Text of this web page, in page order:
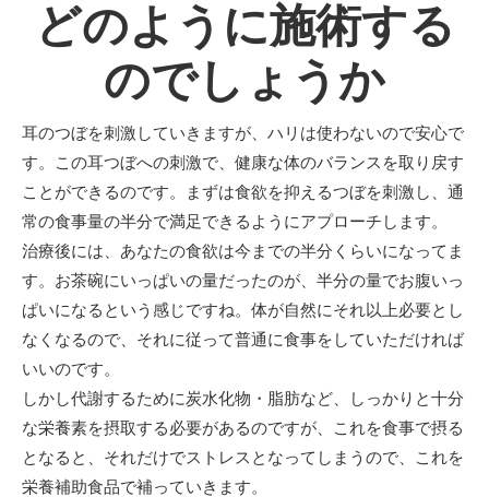
どのように施術する
のでしょうか
耳のつぼを刺激していきますが、ハリは使わないので安心で
す。この耳つぼへの刺激で、健康な体のバランスを取り戻す
ことができるのです。まずは食欲を抑えるつぼを刺激し、通
常の食事量の半分で満足できるようにアプローチします。
治療後には、あなたの食欲は今までの半分くらいになってま
す。お茶碗にいっぱいの量だったのが、半分の量でお腹いっ
ぱいになるという感じですね。体が自然にそれ以上必要とし
なくなるので、それに従って普通に食事をしていただければ
いいのです。
しかし代謝するために炭水化物・脂肪など、しっかりと十分
な栄養素を摂取する必要があるのですが、これを食事で摂る
となると、それだけでストレスとなってしまうので、これを
栄養補助食品で補っていきます。